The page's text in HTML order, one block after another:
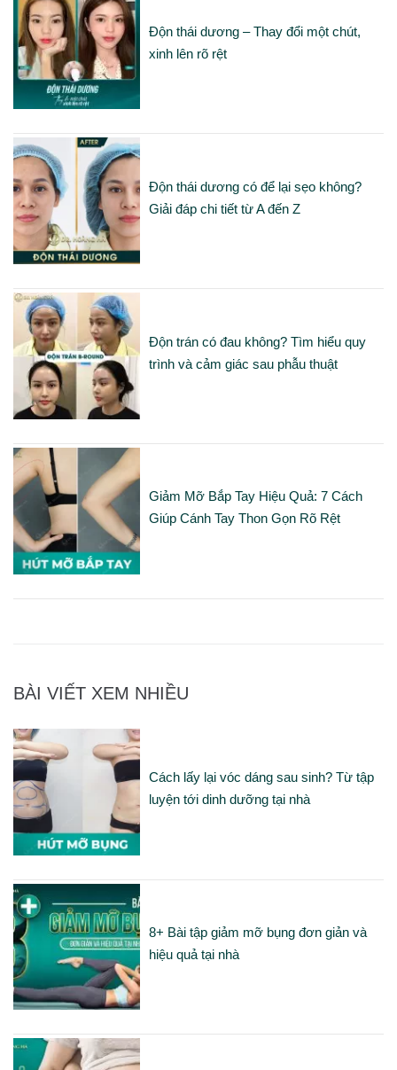
Độn thái dương – Thay đổi một chút,
xinh lên rõ rệt
Độn thái dương có để lại sẹo không?
Giải đáp chi tiết từ A đến Z
Độn trán có đau không? Tìm hiểu quy
trình và cảm giác sau phẫu thuật
Giảm Mỡ Bắp Tay Hiệu Quả: 7 Cách
Giúp Cánh Tay Thon Gọn Rõ Rệt
BÀI VIẾT XEM NHIỀU
Cách lấy lại vóc dáng sau sinh? Từ tập
luyện tới dinh dưỡng tại nhà
8+ Bài tập giảm mỡ bụng đơn giản và
hiệu quả tại nhà